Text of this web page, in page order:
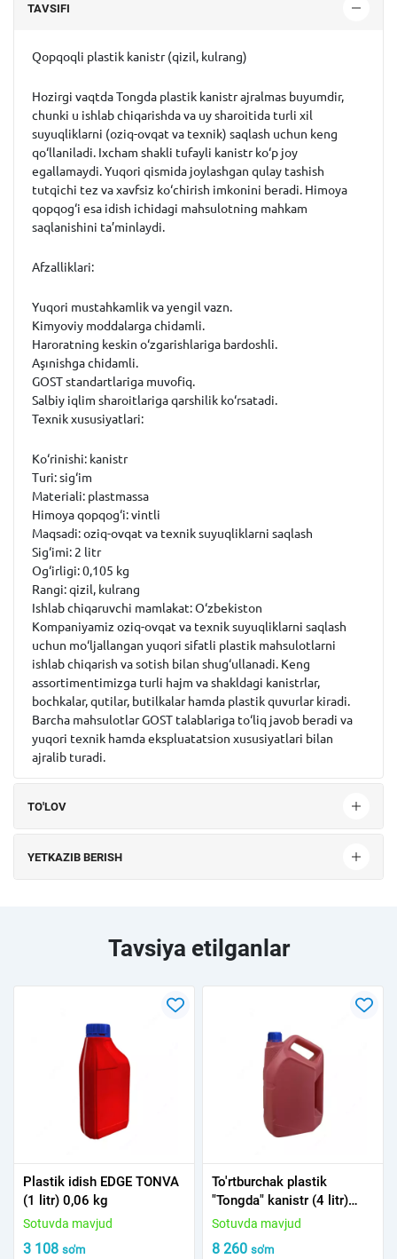
TAVSIFI
Qopqoqli plastik kanistr (qizil, kulrang)
Hozirgi vaqtda Tongda plastik kanistr ajralmas buyumdir,
chunki u ishlab chiqarishda va uy sharoitida turli xil
suyuqliklarni (oziq-ovqat va texnik) saqlash uchun keng
qo‘llaniladi. Ixcham shakli tufayli kanistr ko‘p joy
egallamaydi. Yuqori qismida joylashgan qulay tashish
tutqichi tez va xavfsiz ko‘chirish imkonini beradi. Himoya
qopqog‘i esa idish ichidagi mahsulotning mahkam
saqlanishini ta’minlaydi.
Afzalliklari:
Yuqori mustahkamlik va yengil vazn.
Kimyoviy moddalarga chidamli.
Haroratning keskin o‘zgarishlariga bardoshli.
Aşınishga chidamli.
GOST standartlariga muvofiq.
Salbiy iqlim sharoitlariga qarshilik ko‘rsatadi.
Texnik xususiyatlari:
Ko‘rinishi: kanistr
Turi: sig‘im
Materiali: plastmassa
Himoya qopqog‘i: vintli
Maqsadi: oziq-ovqat va texnik suyuqliklarni saqlash
Sig‘imi: 2 litr
Og‘irligi: 0,105 kg
Rangi: qizil, kulrang
Ishlab chiqaruvchi mamlakat: O‘zbekiston
Kompaniyamiz oziq-ovqat va texnik suyuqliklarni saqlash
uchun mo‘ljallangan yuqori sifatli plastik mahsulotlarni
ishlab chiqarish va sotish bilan shug‘ullanadi. Keng
assortimentimizga turli hajm va shakldagi kanistrlar,
bochkalar, qutilar, butilkalar hamda plastik quvurlar kiradi.
Barcha mahsulotlar GOST talablariga to‘liq javob beradi va
yuqori texnik hamda ekspluatatsion xususiyatlari bilan
ajralib turadi.
TO'LOV
YETKAZIB BERISH
Tavsiya etilganlar
Plastik idish EDGE TONVA
(1 litr) 0,06 kg
Sotuvda mavjud
3 108 so'm
To'rtburchak plastik
"Tongda" kanistr (4 litr)
0,225 kg YANGI
Sotuvda mavjud
8 260 so'm